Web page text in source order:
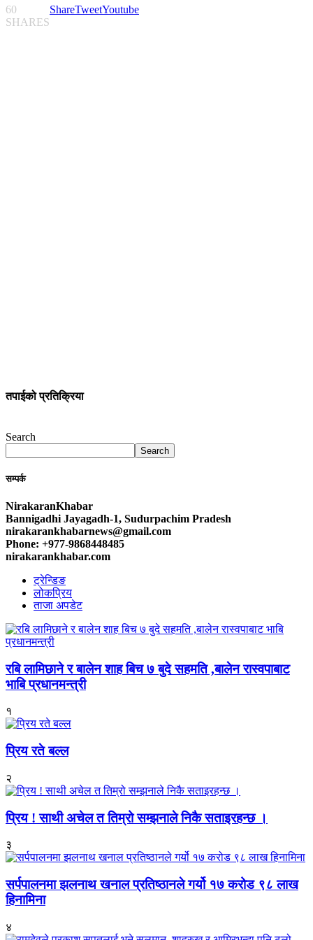
60
SHARES
ShareTweetYoutube
तपाईको प्रतिक्रिया
Search
Search
सम्पर्क
NirakaranKhabar
Bannigadhi Jayagadh-1, Sudurpachim Pradesh
nirakarankhabarnews@gmail.com
Phone: +977-9868448485
nirakarankhabar.com
ट्रेन्डिङ
लोकप्रिय
ताजा अपडेट
रबि लामिछाने र बालेन शाह बिच ७ बुदे सहमति ,बालेन रास्वपाबाट
भाबि प्रधानमन्त्री
१
प्रिय रते बल्ल
२
प्रिय ! साथी अचेल त तिम्रो सम्झनाले निकै सताइरहन्छ ।
३
सर्पपालनमा झलनाथ खनाल प्रतिष्ठानले गर्यो १७ करोड ९८ लाख
हिनामिना
४